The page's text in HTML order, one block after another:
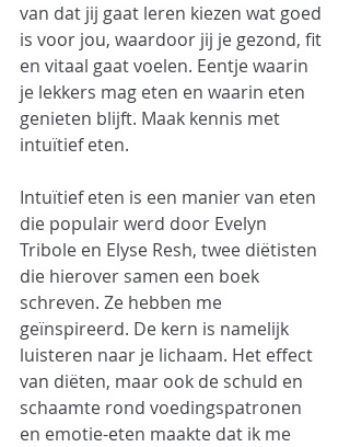
van dat jij gaat leren kiezen wat goed
is voor jou, waardoor jij je gezond, fit
en vitaal gaat voelen. Eentje waarin
je lekkers mag eten en waarin eten
genieten blijft. Maak kennis met
intuïtief eten.
Intuïtief eten is een manier van eten
die populair werd door Evelyn
Tribole en Elyse Resh, twee diëtisten
die hierover samen een boek
schreven. Ze hebben me
geïnspireerd. De kern is namelijk
luisteren naar je lichaam. Het effect
van diëten, maar ook de schuld en
schaamte rond voedingspatronen
en emotie-eten maakte dat ik me